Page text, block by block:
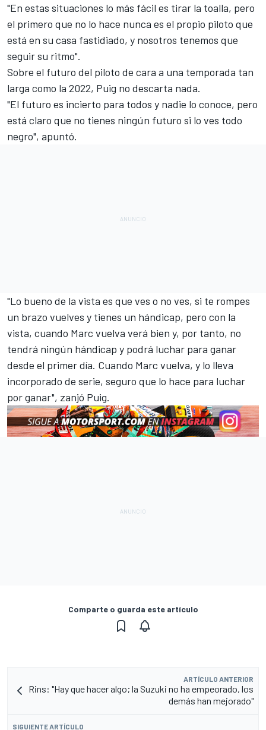
"En estas situaciones lo más fácil es tirar la toalla, pero
el primero que no lo hace nunca es el propio piloto que
está en su casa fastidiado, y nosotros tenemos que
seguir su ritmo".
Sobre el futuro del piloto de cara a una temporada tan
larga como la 2022, Puig no descarta nada.
"El futuro es incierto para todos y nadie lo conoce, pero
está claro que no tienes ningún futuro si lo ves todo
negro", apuntó.
"Lo bueno de la vista es que ves o no ves, si te rompes
un brazo vuelves y tienes un hándicap, pero con la
vista, cuando Marc vuelva verá bien y, por tanto, no
tendrá ningún hándicap y podrá luchar para ganar
desde el primer día. Cuando Marc vuelva, y lo lleva
incorporado de serie, seguro que lo hace para luchar
por ganar", zanjó Puig.
Comparte o guarda este artículo
ARTÍCULO ANTERIOR
Rins: "Hay que hacer algo; la Suzuki no ha empeorado, los
demás han mejorado"
SIGUIENTE ARTÍCULO